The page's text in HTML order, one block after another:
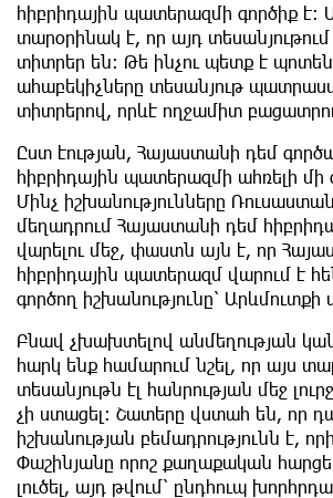
հիբրիդային պատերազմի գործիք է։
տարօրինակ է, որ այդ
տիտրեր են։ Թե ինչու պետք է
ահաբեկիչները տեսանյութ
տիտրերով, որևէ ողջամիտ
Ըստ էության, Հայաստանի դեմ
հիբրիդային պատերազմի ահռելի մի
Մինչ իշխանությունները
մեղադրում Հայաստանի դեմ
վարելու մեջ, փաստն այն է, որ
հիբրիդային պատերազմ վարում է
գործող իշխանությունը՝ Արևմուտքի
Բնավ չխախտելով անմեղության
հարկ ենք համարում նշել, որ այս
տեսանյութն էլ հանրության մեջ
չի ստացել։ Շատերը վստահ են, որ
իշխանության բեմադրությունն է,
Փաշինյանը որոշ քաղաքական
լուծել, այդ թվում՝ ընդհուպ